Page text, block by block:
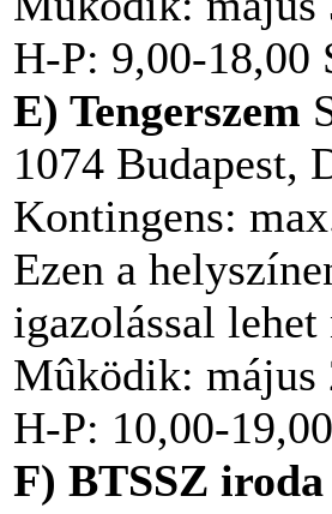
H-P: 9,00-18,00
E) Tengerszem
1074 Budapest,
Kontingens:
Ezen a
igazolással lehet
Mûködik: május
H-P: 10,00-
F) BTSSZ iroda